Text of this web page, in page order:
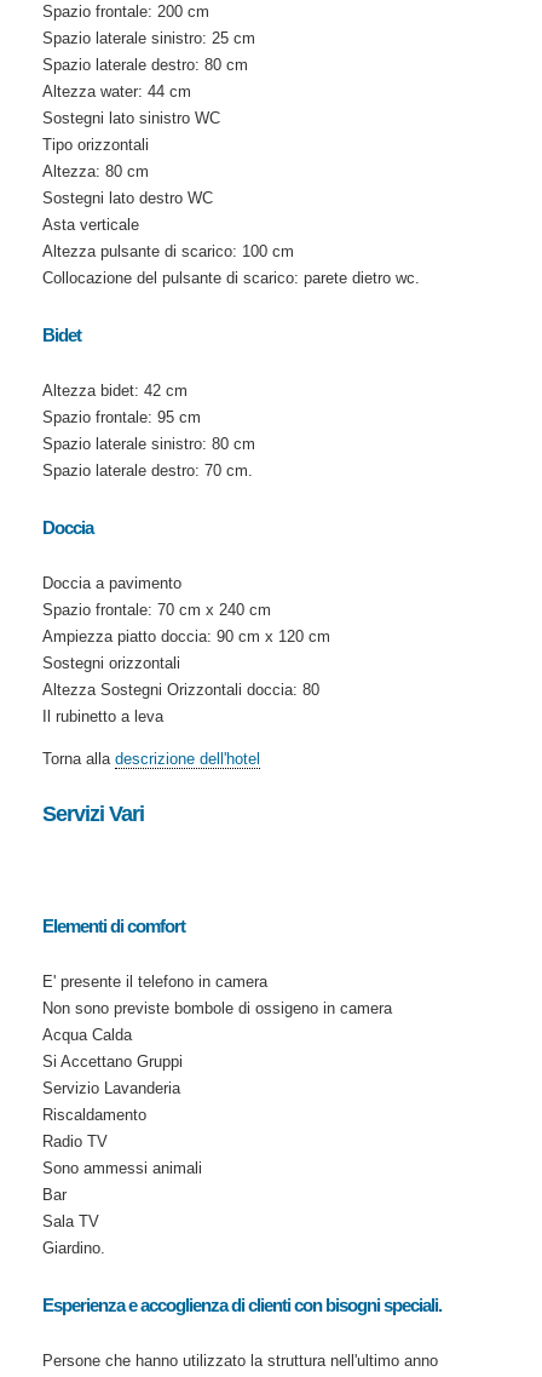
Spazio frontale: 200 cm
Spazio laterale sinistro: 25 cm
Spazio laterale destro: 80 cm
Altezza water: 44 cm
Sostegni lato sinistro WC
Tipo orizzontali
Altezza: 80 cm
Sostegni lato destro WC
Asta verticale
Altezza pulsante di scarico: 100 cm
Collocazione del pulsante di scarico: parete dietro wc.
Bidet
Altezza bidet: 42 cm
Spazio frontale: 95 cm
Spazio laterale sinistro: 80 cm
Spazio laterale destro: 70 cm.
Doccia
Doccia a pavimento
Spazio frontale: 70 cm x 240 cm
Ampiezza piatto doccia: 90 cm x 120 cm
Sostegni orizzontali
Altezza Sostegni Orizzontali doccia: 80
Il rubinetto a leva
Torna alla descrizione dell'hotel
Servizi Vari
Elementi di comfort
E' presente il telefono in camera
Non sono previste bombole di ossigeno in camera
Acqua Calda
Si Accettano Gruppi
Servizio Lavanderia
Riscaldamento
Radio TV
Sono ammessi animali
Bar
Sala TV
Giardino.
Esperienza e accoglienza di clienti con bisogni speciali.
Persone che hanno utilizzato la struttura nell'ultimo anno